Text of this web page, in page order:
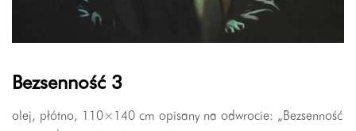
Bezsenność 3
olej, płótno, 110×140 cm opisany na odwrocie: „Bezsenność